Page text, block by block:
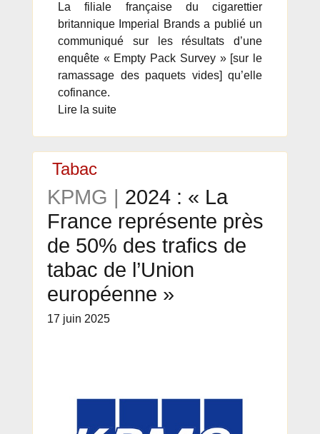
La filiale française du cigarettier
britannique Imperial Brands a publié un
communiqué sur les résultats d’une
enquête « Empty Pack Survey » [sur le
ramassage des paquets vides] qu’elle
cofinance.
Lire la suite
Tabac
KPMG | 2024 : « La
France représente près
de 50% des trafics de
tabac de l’Union
européenne »
17 juin 2025